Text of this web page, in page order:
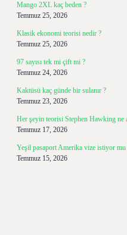
Mango 2XL kaç beden ?
Temmuz 25, 2026
Klasik ekonomi teorisi nedir ?
Temmuz 25, 2026
97 sayısı tek mi çift mi ?
Temmuz 24, 2026
Kaktüsü kaç günde bir sulanır ?
Temmuz 23, 2026
Her şeyin teorisi Stephen Hawking ne
Temmuz 17, 2026
Yeşil pasaport Amerika vize istiyor mu
Temmuz 15, 2026